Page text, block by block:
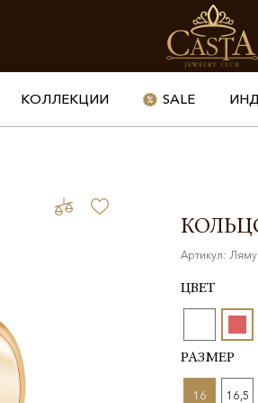
КОЛЛЕКЦИИ SALE
Артикул:
ЦВЕТ
РАЗМЕР
16 16,5